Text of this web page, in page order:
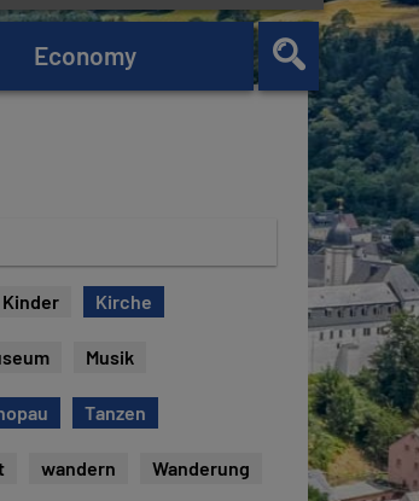
Economy
Kinder Kirche
Musik
Tanzen
wandern Wanderung